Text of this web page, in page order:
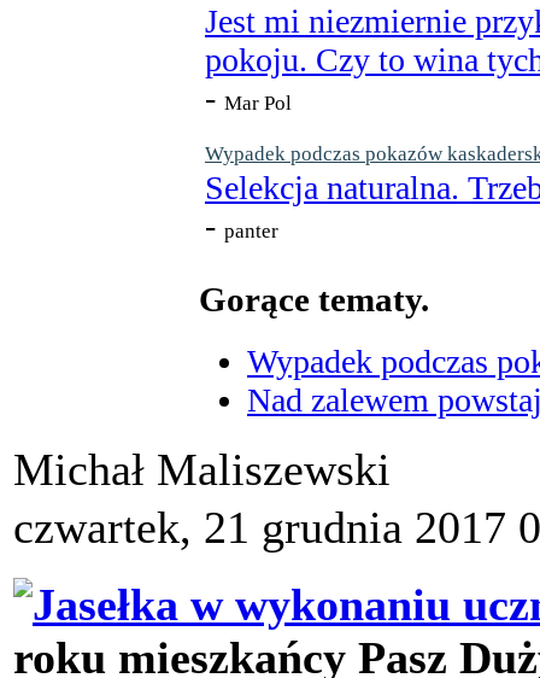
Jest mi niezmiernie
pokoju. Czy to wina
- Mar Pol
Wypadek podczas pokazów
Selekcja naturalna.
- panter
Gorące tematy.
Wypadek podczas
Nad zalewem
Michał Maliszewski
czwartek, 21 grudnia 2017
roku mieszkańcy Pasz